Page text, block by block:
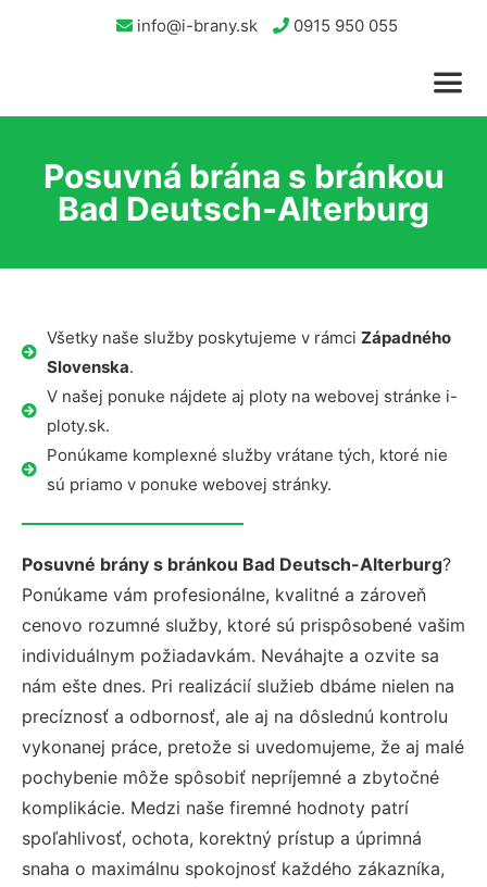
info@i-brany.sk 0915 950 055
Posuvná brána s bránkou
Bad Deutsch-Alterburg
Všetky naše služby poskytujeme v rámci Západného
Slovenska.
V našej ponuke nájdete aj ploty na webovej stránke i-
ploty.sk.
Ponúkame komplexné služby vrátane tých, ktoré nie
sú priamo v ponuke webovej stránky.
Posuvné brány s bránkou Bad Deutsch-Alterburg?
Ponúkame vám profesionálne, kvalitné a zároveň
cenovo rozumné služby, ktoré sú prispôsobené vašim
individuálnym požiadavkám. Neváhajte a ozvite sa
nám ešte dnes. Pri realizácií služieb dbáme nielen na
precíznosť a odbornosť, ale aj na dôslednú kontrolu
vykonanej práce, pretože si uvedomujeme, že aj malé
pochybenie môže spôsobiť nepríjemné a zbytočné
komplikácie. Medzi naše firemné hodnoty patrí
spoľahlivosť, ochota, korektný prístup a úprimná
snaha o maximálnu spokojnosť každého zákazníka,